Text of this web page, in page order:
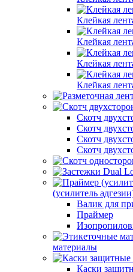
Клейкая
Клейкая
Клейкая
Клейкая
Скотч
Скотч
Скотч
Скотч
(усилитель
Валик для
Праймер
материалы
Каски